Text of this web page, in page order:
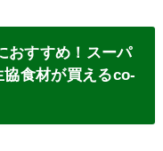
おすすめ！スーパ
食材が買えるco-